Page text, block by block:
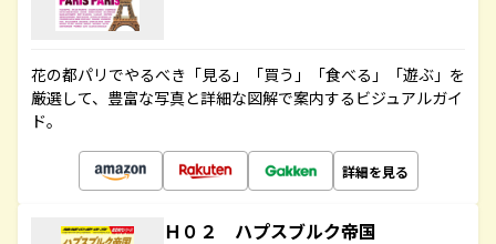
花の都パリでやるべき「見る」「買う」「食べる」「遊ぶ」を
厳選して、豊富な写真と詳細な図解で案内するビジュアルガイ
ド。
詳細を見る
Ｈ０２ ハプスブルク帝国